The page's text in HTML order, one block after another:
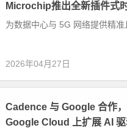
Microchip推出全新插件式
为数据中心与 5G 网络提供精
2026年04月27日
Cadence 与 Google 合作
Google Cloud 上扩展 AI